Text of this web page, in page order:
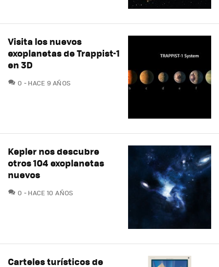
Visita los nuevos
exoplanetas de Trappist-1
en 3D
0 COMENTARIOS
HACE 9 AÑOS
Kepler nos descubre
otros 104 exoplanetas
nuevos
0 COMENTARIOS
HACE 10 AÑOS
Carteles turísticos de